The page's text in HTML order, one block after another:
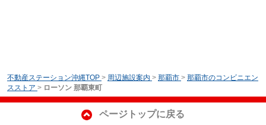
不動産ステーション沖縄TOP > 周辺施設案内 > 那覇市 > 那覇市のコンビニエン
スストア > ローソン 那覇東町
ページトップに戻る